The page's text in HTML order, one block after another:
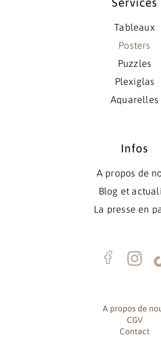
Tableaux
Posters
Puzzles
Plexiglas
Aquarelles
Infos
A propos de
Blog et
La presse en
A propos de
CGV
Contact